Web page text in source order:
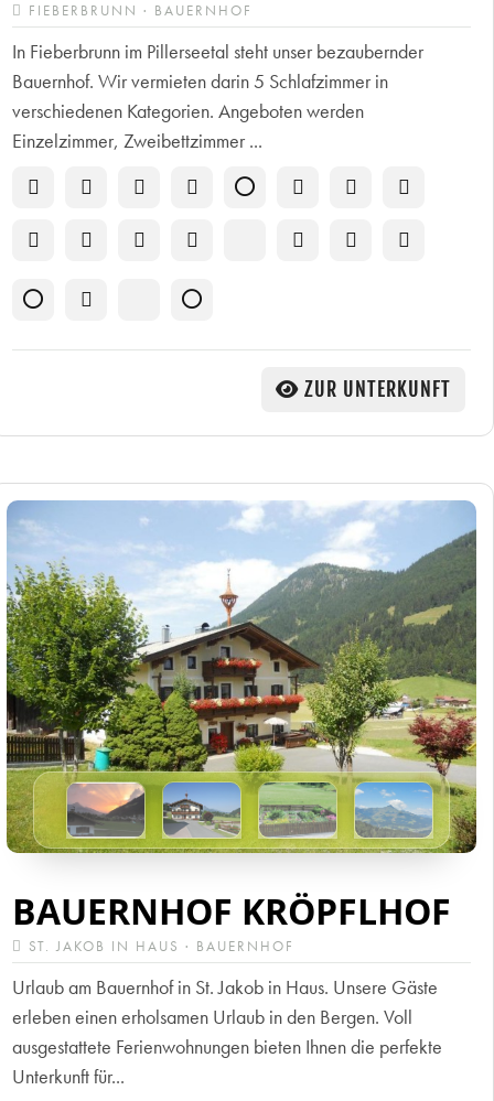
FIEBERBRUNN · BAUERNHOF
In Fieberbrunn im Pillerseetal steht unser bezaubernder
Bauernhof. Wir vermieten darin 5 Schlafzimmer in
verschiedenen Kategorien. Angeboten werden
Einzelzimmer, Zweibettzimmer ...
ZUR UNTERKUNFT
BAUERNHOF KRÖPFLHOF
ST. JAKOB IN HAUS · BAUERNHOF
Urlaub am Bauernhof in St. Jakob in Haus. Unsere Gäste
erleben einen erholsamen Urlaub in den Bergen. Voll
ausgestattete Ferienwohnungen bieten Ihnen die perfekte
Unterkunft für...